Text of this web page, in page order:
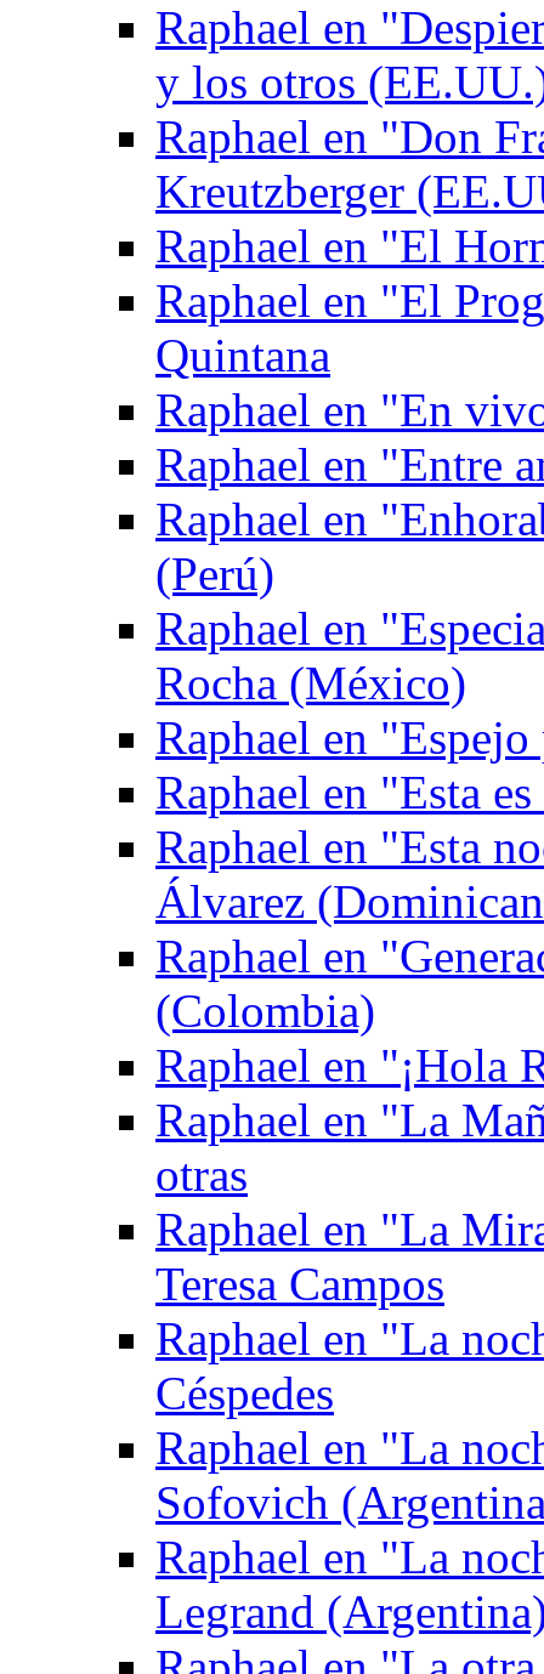
Raphael en
y los otros
Raphael en "Don
Kreutzberger
Raphael en "El
Raphael en "El
Quintana
Raphael en "En
Raphael en "Entre
Raphael en
(Perú)
Raphael en
Rocha (México)
Raphael en
Raphael en "Esta
Raphael en "Esta
Álvarez
Raphael en
(Colombia)
Raphael en "¡Hola
Raphael en "La
otras
Raphael en "La
Teresa Campos
Raphael en "La
Céspedes
Raphael en "La
Sofovich
Raphael en "La
Legrand